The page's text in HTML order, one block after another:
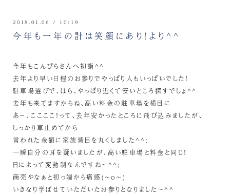
2018.01.06 / 10:19
今年も一年の計は笑顔にあり！より^^
今年もこんぴらさんへ初詣^^
去年より早い日程のお参りでやっぱり人もいっぱいでした！
駐車場選びで、ほら、やっぱり近くて安いところ探すでしょ^^
去年も来てますからね、高い料金の駐車場を横目に
あ～、ここここ！って、去年安かったところに飛び込みましたが、
しっかり車止めてから
言われた金額に家族皆目を丸くしました^^;
一瞬自分の耳を疑いましたが、高い駐車場と料金と同じ！
日によって変動制なんですね～^^;
商売やなぁと初っ端から痛感(~o~)
いきなり学ばせていただいたお参りとなりました～^^